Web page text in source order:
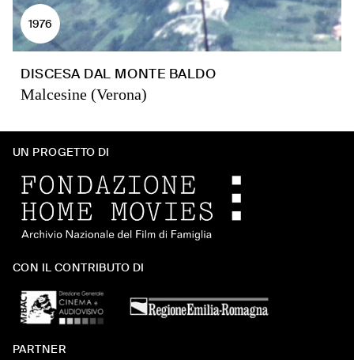
1976
DISCESA DAL MONTE BALDO
Malcesine (Verona)
UN PROGETTO DI
CON IL CONTRIBUTO DI
PARTNER